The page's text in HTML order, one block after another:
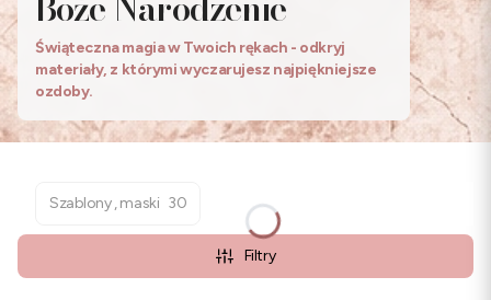
Świąteczna magia w Twoich rękach - odkryj
materiały, z którymi wyczarujesz najpiękniejsze
ozdoby.
Szablony , maski 30
Filtry